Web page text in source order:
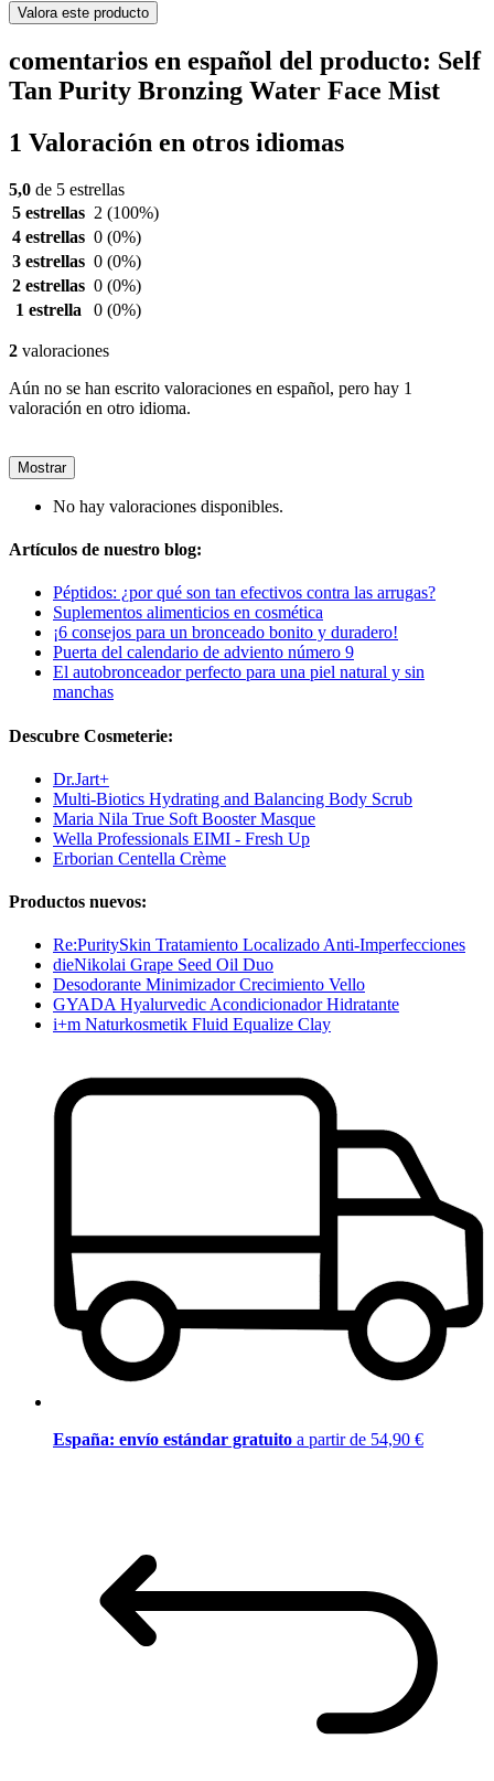
Valora este producto
comentarios en español del producto: Self
Tan Purity Bronzing Water Face Mist
1 Valoración en otros idiomas
5,0 de 5 estrellas
5 estrellas 2 (100%)
4 estrellas 0 (0%)
3 estrellas 0 (0%)
2 estrellas 0 (0%)
1 estrella
0 (0%)
2 valoraciones
Aún no se han escrito valoraciones en español, pero hay 1
valoración en otro idioma.
Mostrar
No hay valoraciones disponibles.
Artículos de nuestro blog:
Péptidos: ¿por qué son tan efectivos contra las arrugas?
Suplementos alimenticios en cosmética
¡6 consejos para un bronceado bonito y duradero!
Puerta del calendario de adviento número 9
El autobronceador perfecto para una piel natural y sin
manchas
Descubre Cosmeterie:
Dr.Jart+
Multi-Biotics Hydrating and Balancing Body Scrub
Maria Nila True Soft Booster Masque
Wella Professionals EIMI - Fresh Up
Erborian Centella Crème
Productos nuevos:
Re:PuritySkin Tratamiento Localizado Anti-Imperfecciones
dieNikolai Grape Seed Oil Duo
Desodorante Minimizador Crecimiento Vello
GYADA Hyalurvedic Acondicionador Hidratante
i+m Naturkosmetik Fluid Equalize Clay
España: envío estándar gratuito a partir de 54,90 €